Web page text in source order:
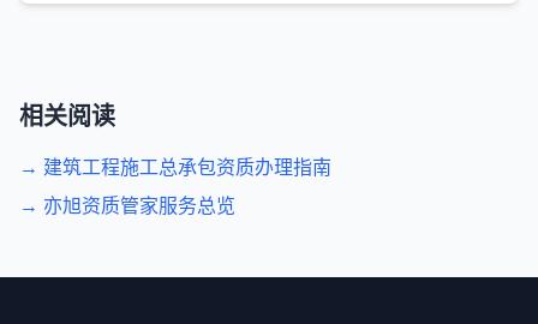
相关阅读
→ 建筑工程施工总承包资质办理指南
→ 亦旭资质管家服务总览